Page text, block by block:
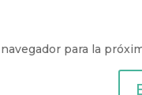
para la